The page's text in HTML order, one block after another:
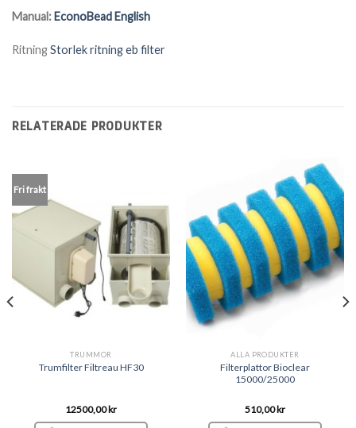
Manual: EconoBead English
RitningStorlek ritning eb filter
RELATERADE PRODUKTER
Fri frakt
TRUMMOR
Trumfilter Filtreau HF30
12500,00kr
ALLA PRODUKTER
Filterplattor Bioclear
15000/25000
510,00kr